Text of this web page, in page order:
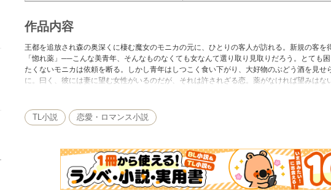
作品内容
王都を追放され森の奥深くに棲む魔女のモニカの元に、ひとりの客人が訪れる。新規の客
「惚れ薬」──こんな美青年、そんなものなくても女なんて選り取り見取りだろう。とても
たくないモニカは依頼を断る。しかし青年はしつこく食い下がり、大好物のぶどう酒を見
に。曰く、彼には妻に望む女性がいるのだが、それは許されざる恋。薬がなければ望みは
TL小説 恋愛・ロマンス小説